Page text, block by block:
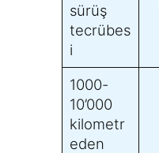
sürüş
tecrübes
i
1000-
10’000
kilometr
eden